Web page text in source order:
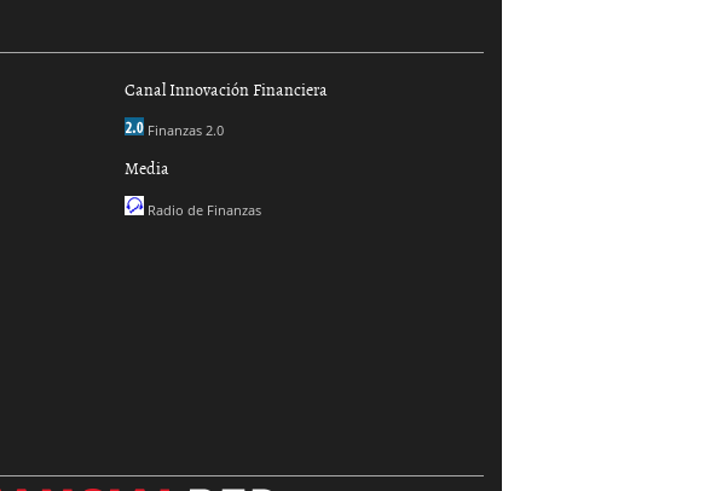
Canal Innovación Financiera
Finanzas 2.0
Media
Radio de Finanzas